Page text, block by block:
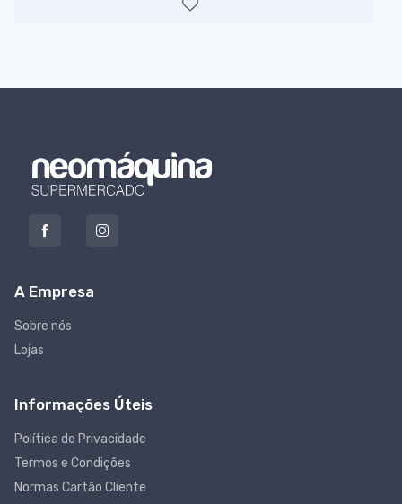
A Empresa
Sobre nós
Lojas
Informações Úteis
Política de Privacidade
Termos e Condições
Normas Cartão Cliente